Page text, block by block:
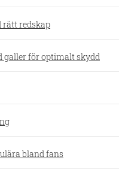
rätt redskap
galler för optimalt skydd
bland fans